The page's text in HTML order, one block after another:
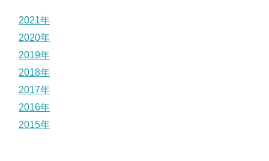
2021年
2020年
2019年
2018年
2017年
2016年
2015年